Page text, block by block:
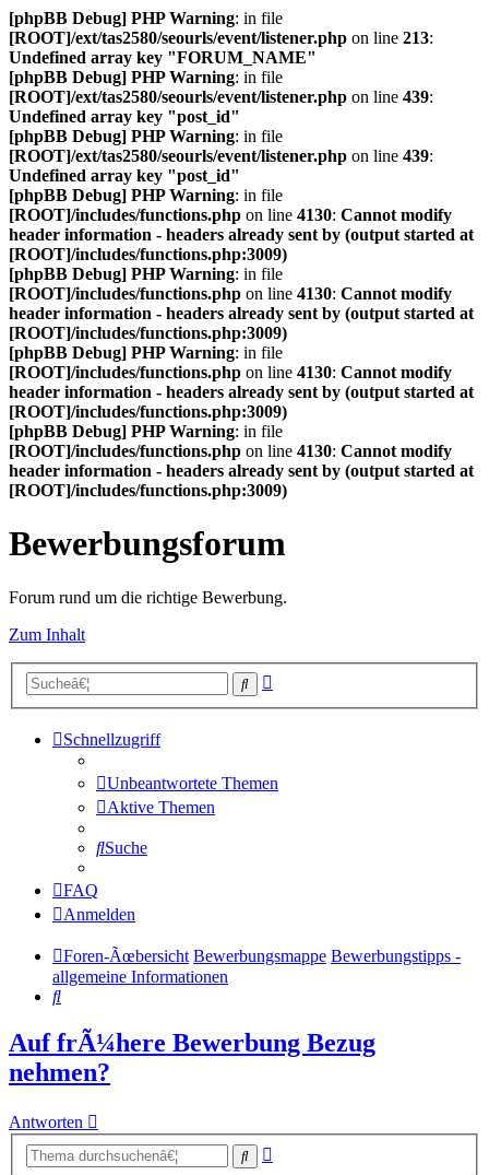
[phpBB Debug] PHP Warning: in file
[ROOT]/ext/tas2580/seourls/event/listener.php on line 213:
Undefined array key "FORUM_NAME"
[phpBB Debug] PHP Warning: in file
[ROOT]/ext/tas2580/seourls/event/listener.php on line 439:
Undefined array key "post_id"
[phpBB Debug] PHP Warning: in file
[ROOT]/ext/tas2580/seourls/event/listener.php on line 439:
Undefined array key "post_id"
[phpBB Debug] PHP Warning: in file
[ROOT]/includes/functions.php on line 4130: Cannot modify
header information - headers already sent by (output started at
[ROOT]/includes/functions.php:3009)
[phpBB Debug] PHP Warning: in file
[ROOT]/includes/functions.php on line 4130: Cannot modify
header information - headers already sent by (output started at
[ROOT]/includes/functions.php:3009)
[phpBB Debug] PHP Warning: in file
[ROOT]/includes/functions.php on line 4130: Cannot modify
header information - headers already sent by (output started at
[ROOT]/includes/functions.php:3009)
[phpBB Debug] PHP Warning: in file
[ROOT]/includes/functions.php on line 4130: Cannot modify
header information - headers already sent by (output started at
[ROOT]/includes/functions.php:3009)
Bewerbungsforum
Forum rund um die richtige Bewerbung.
Zum Inhalt
Suche
Schnellzugriff
Unbeantwortete Themen
Aktive Themen
Suche
FAQ
Anmelden
Foren-Ãœbersicht Bewerbungsmappe Bewerbungstipps -
allgemeine Informationen
Suche
Auf frÃ¼here Bewerbung Bezug
nehmen?
Antworten
Suche